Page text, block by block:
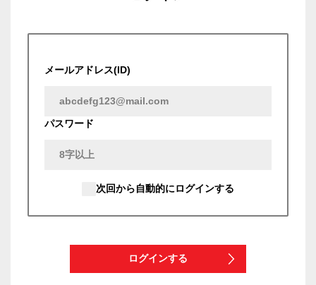
メールアドレス(ID)
パスワード
次回から自動的にログインする
ログインする